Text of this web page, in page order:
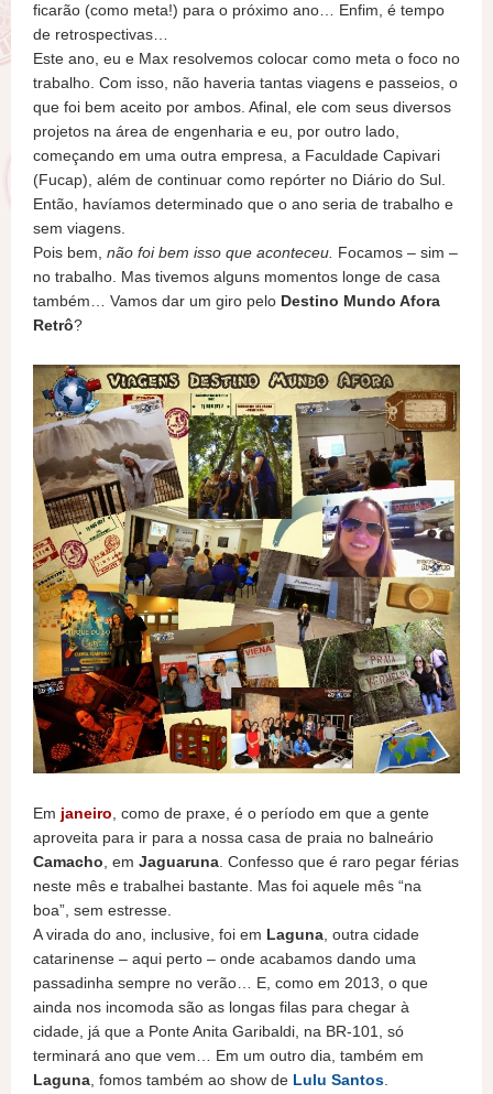
ficarão (como meta!) para o próximo ano… Enfim, é tempo
de retrospectivas…
Este ano, eu e Max resolvemos colocar como meta o foco no
trabalho. Com isso, não haveria tantas viagens e passeios, o
que foi bem aceito por ambos. Afinal, ele com seus diversos
projetos na área de engenharia e eu, por outro lado,
começando em uma outra empresa, a Faculdade Capivari
(Fucap), além de continuar como repórter no Diário do Sul.
Então, havíamos determinado que o ano seria de trabalho e
sem viagens.
Pois bem, não foi bem isso que aconteceu. Focamos – sim –
no trabalho. Mas tivemos alguns momentos longe de casa
também… Vamos dar um giro pelo Destino Mundo Afora
Retrô?
Em janeiro, como de praxe, é o período em que a gente
aproveita para ir para a nossa casa de praia no balneário
Camacho, em Jaguaruna. Confesso que é raro pegar férias
neste mês e trabalhei bastante. Mas foi aquele mês “na
boa”, sem estresse.
A virada do ano, inclusive, foi em Laguna, outra cidade
catarinense – aqui perto – onde acabamos dando uma
passadinha sempre no verão… E, como em 2013, o que
ainda nos incomoda são as longas filas para chegar à
cidade, já que a Ponte Anita Garibaldi, na BR-101, só
terminará ano que vem… Em um outro dia, também em
Laguna, fomos também ao show de Lulu Santos.